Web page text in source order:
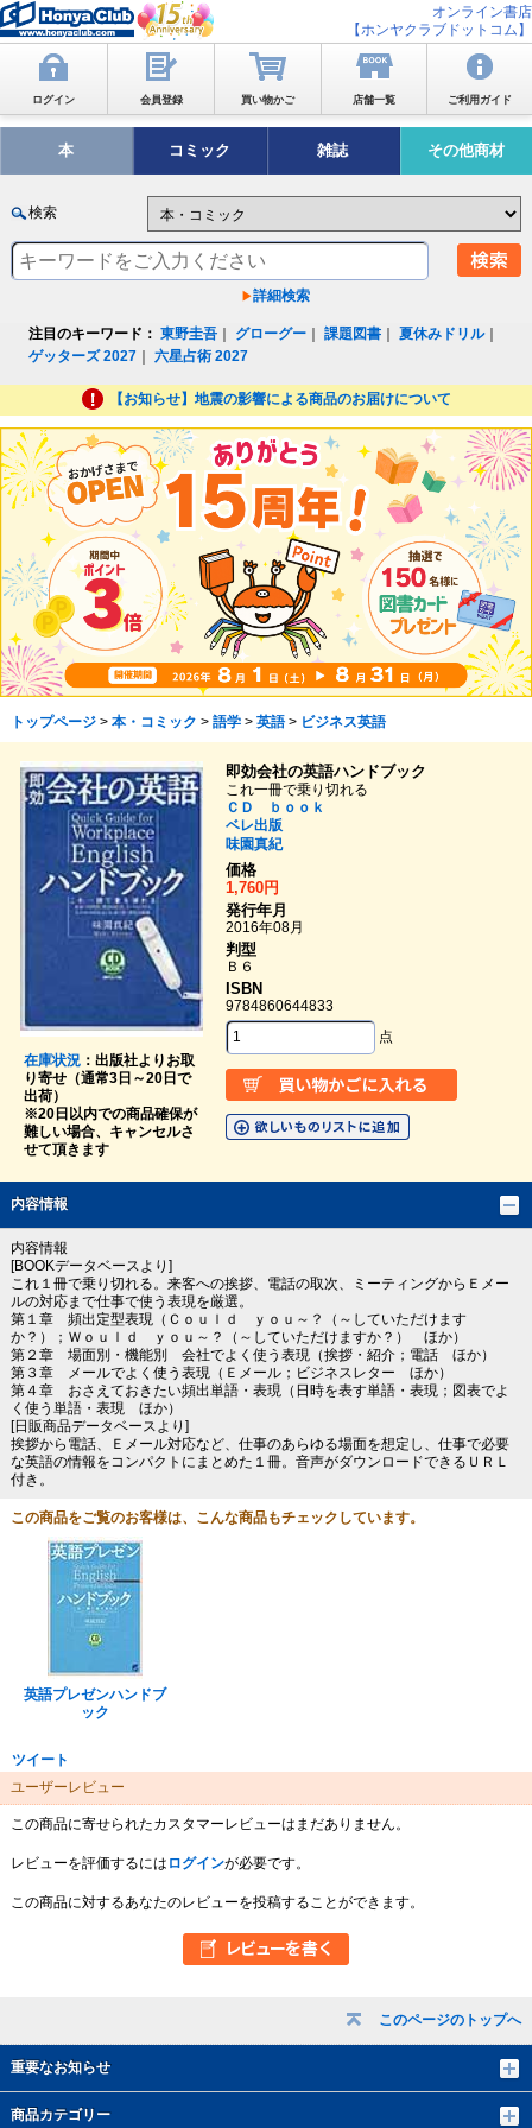
オンライン書店
【ホンヤクラブドットコム】
ログイン 会員登録 買い物かご 店舗一覧 ご利用ガイド
本 コミック 雑誌 その他商材
検索
詳細検索
注目のキーワード： 東野圭吾 グローグー ｜課題図書 ｜夏休みドリル｜
ゲッターズ 2027 ｜六星占術 2027
【お知らせ】地震の影響による商品のお届けについて
このページのトップへ
重要なお知らせ
商品カテゴリー
トップページ> 本・コミック > 語学> 英語> ビジネス英語
在庫状況：出版社よりお取
り寄せ（通常3日～20日で
出荷）
※20日以内での商品確保が
難しい場合、キャンセルさ
せて頂きます
即効会社の英語ハンドブック
これ一冊で乗り切れる
ＣＤ ｂｏｏｋ
ベレ出版
味園真紀
価格
1,760円
発行年月
2016年08月
判型
Ｂ６
ISBN
9784860644833
点
内容情報
内容情報
[BOOKデータベースより]
これ１冊で乗り切れる。来客への挨拶、電話の取次、ミーティングからＥメー
ルの対応まで仕事で使う表現を厳選。
第１章 頻出定型表現（Ｃｏｕｌｄ ｙｏｕ～？（～していただけます
か？）；Ｗｏｕｌｄ ｙｏｕ～？（～していただけますか？） ほか）
第２章 場面別・機能別 会社でよく使う表現（挨拶・紹介；電話 ほか）
第３章 メールでよく使う表現（Ｅメール；ビジネスレター ほか）
第４章 おさえておきたい頻出単語・表現（日時を表す単語・表現；図表でよ
く使う単語・表現 ほか）
[日販商品データベースより]
挨拶から電話、Ｅメール対応など、仕事のあらゆる場面を想定し、仕事で必要
な英語の情報をコンパクトにまとめた１冊。音声がダウンロードできるＵＲＬ
付き。
この商品をご覧のお客様は、こんな商品もチェックしています。
英語プレゼンハンドブ
ック
ツイート
ユーザーレビュー
この商品に寄せられたカスタマーレビューはまだありません。
レビューを評価するには ログインが必要です。
この商品に対するあなたのレビューを投稿することができます。